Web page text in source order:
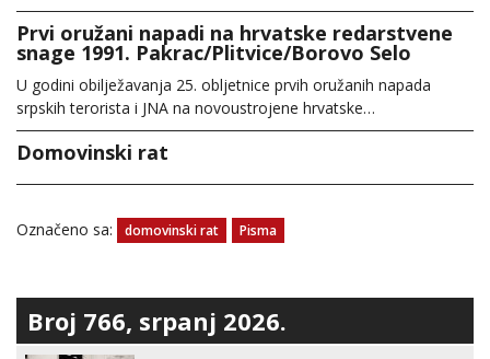
Prvi oružani napadi na hrvatske redarstvene
snage 1991. Pakrac/Plitvice/Borovo Selo
U godini obilježavanja 25. obljetnice prvih oružanih napada
srpskih terorista i JNA na novoustrojene hrvatske…
Domovinski rat
Označeno sa: domovinski rat Pisma
Broj 766, srpanj 2026.